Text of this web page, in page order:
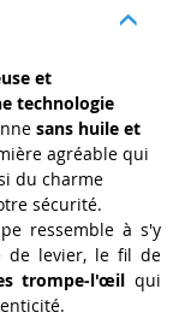
et
technologie
sans huile et
agréable qui
du charme
sécurité.
ressemble à s'y
de levier, le fil de
trompe-l'œil qui
.